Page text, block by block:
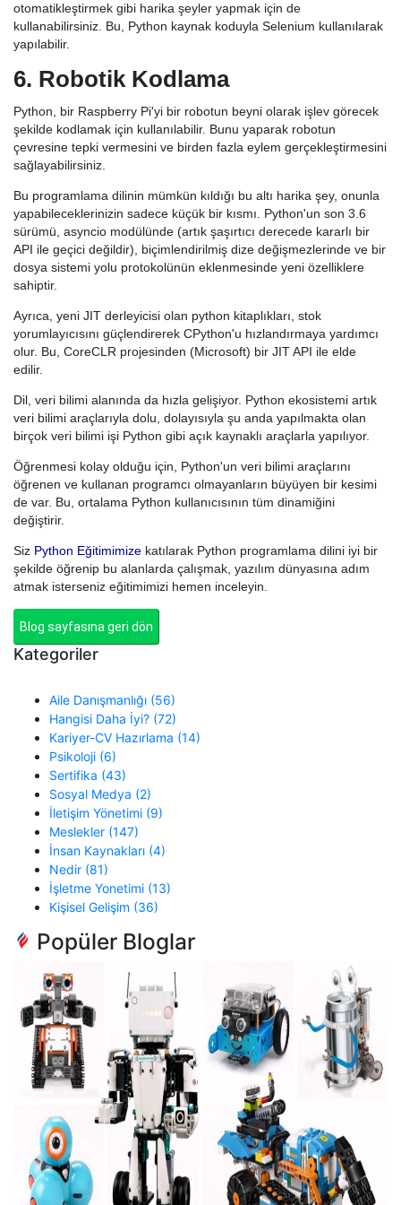
otomatikleştirmek gibi harika şeyler yapmak için de
kullanabilirsiniz. Bu, Python kaynak koduyla Selenium kullanılarak
yapılabilir.
6. Robotik Kodlama
Python, bir Raspberry Pi'yi bir robotun beyni olarak işlev görecek
şekilde kodlamak için kullanılabilir. Bunu yaparak robotun
çevresine tepki vermesini ve birden fazla eylem gerçekleştirmesini
sağlayabilirsiniz.
Bu programlama dilinin mümkün kıldığı bu altı harika şey, onunla
yapabileceklerinizin sadece küçük bir kısmı. Python'un son 3.6
sürümü, asyncio modülünde (artık şaşırtıcı derecede kararlı bir
API ile geçici değildir), biçimlendirilmiş dize değişmezlerinde ve bir
dosya sistemi yolu protokolünün eklenmesinde yeni özelliklere
sahiptir.
Ayrıca, yeni JIT derleyicisi olan python kitaplıkları, stok
yorumlayıcısını güçlendirerek CPython'u hızlandırmaya yardımcı
olur. Bu, CoreCLR projesinden (Microsoft) bir JIT API ile elde
edilir.
Dil, veri bilimi alanında da hızla gelişiyor. Python ekosistemi artık
veri bilimi araçlarıyla dolu, dolayısıyla şu anda yapılmakta olan
birçok veri bilimi işi Python gibi açık kaynaklı araçlarla yapılıyor.
Öğrenmesi kolay olduğu için, Python'un veri bilimi araçlarını
öğrenen ve kullanan programcı olmayanların büyüyen bir kesimi
de var. Bu, ortalama Python kullanıcısının tüm dinamiğini
değiştirir.
Siz Python Eğitimimize katılarak Python programlama dilini iyi bir
şekilde öğrenip bu alanlarda çalışmak, yazılım dünyasına adım
atmak isterseniz eğitimimizi hemen inceleyin.
Blog sayfasına geri dön
Kategoriler
Aile Danışmanlığı (56)
Hangisi Daha İyi? (72)
Kariyer-CV Hazırlama (14)
Psikoloji (6)
Sertifika (43)
Sosyal Medya (2)
İletişim Yönetimi (9)
Meslekler (147)
İnsan Kaynakları (4)
Nedir (81)
İşletme Yonetimi (13)
Kişisel Gelişim (36)
Popüler Bloglar